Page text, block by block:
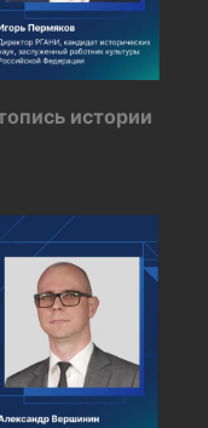
истории